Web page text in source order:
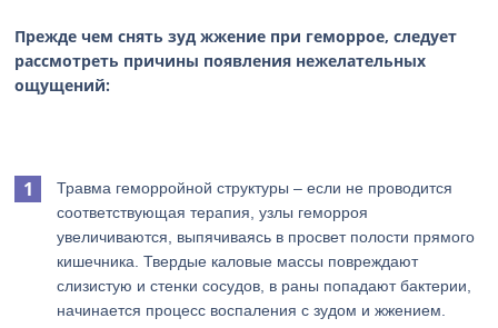
Прежде чем снять зуд жжение при геморрое, следует
рассмотреть причины появления нежелательных
ощущений:
Травма геморройной структуры – если не проводится
соответствующая терапия, узлы геморроя
увеличиваются, выпячиваясь в просвет полости прямого
кишечника. Твердые каловые массы повреждают
слизистую и стенки сосудов, в раны попадают бактерии,
начинается процесс воспаления с зудом и жжением.